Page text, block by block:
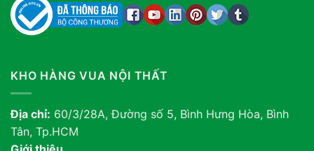
KHO HÀNG VUA NỘI THẤT
Địa chỉ: 60/3/28A, Đường số 5, Bình Hưng Hòa, Bình
Tân, Tp.HCM